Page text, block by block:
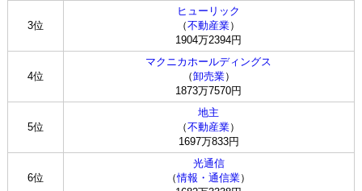
3位
ヒューリック
（不動産業）
1904万2394円
4位
マクニカホールディングス
（卸売業）
1873万7570円
5位
地主
（不動産業）
1697万833円
6位
光通信
（情報・通信業）